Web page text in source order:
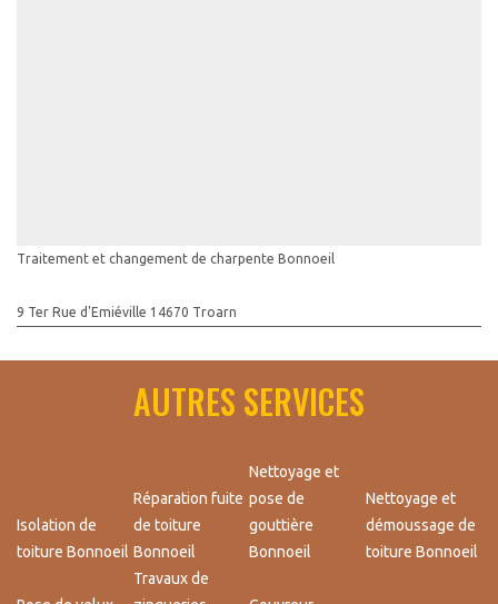
Traitement et changement de charpente Bonnoeil
9 Ter Rue d'Emiéville 14670 Troarn
AUTRES SERVICES
Isolation de
toiture Bonnoeil
Réparation fuite
de toiture
Bonnoeil
Nettoyage et
pose de
gouttière
Bonnoeil
Nettoyage et
démoussage de
toiture Bonnoeil
Travaux de